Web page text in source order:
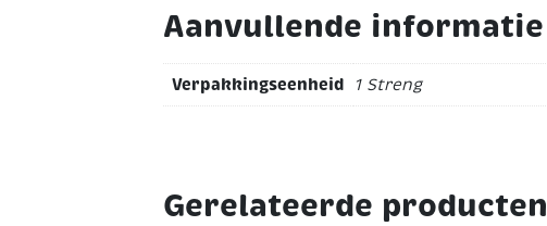
Aanvullende informatie
Verpakkingseenheid 1 Streng
Gerelateerde producten